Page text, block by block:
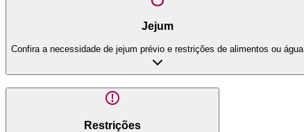
Jejum
Confira a necessidade de jejum prévio e restrições de alimentos ou água
Restrições